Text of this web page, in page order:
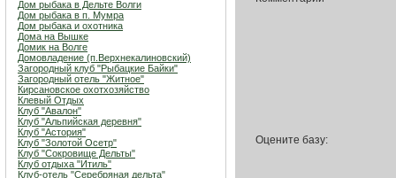
Дом рыбака в Дельте Волги
Дом рыбака в п. Мумра
Дом рыбака и охотника
Дома на Вышке
Домик на Волге
Домовладение (п.Верхнекалиновский)
Загородный клуб "Рыбацкие Байки"
Загородный отель "Житное"
Кирсановское охотхозяйство
Клевый Отдых
Клуб "Авалон"
Клуб "Альпийская деревня"
Клуб "Астория"
Клуб "Золотой Осетр"
Клуб "Сокровище Дельты"
Клуб отдыха "Итиль"
Клуб-отель "Серебряная дельта"
Оцените базу: